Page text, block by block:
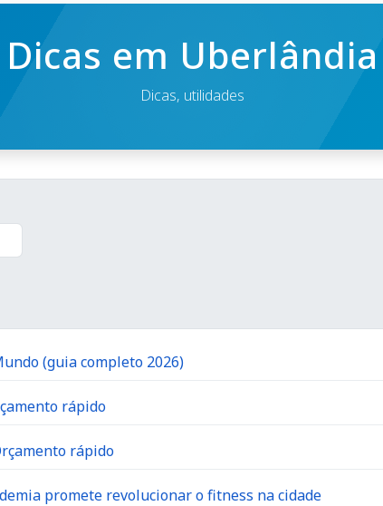
Dicas em Uberlândia
Dicas, utilidades
(guia completo 2026)
rápido
rápido
promete revolucionar o fitness na cidade